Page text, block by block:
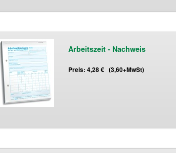
Arbeitszeit - Nachweis
Preis: 4,28 € (3,60+MwSt)